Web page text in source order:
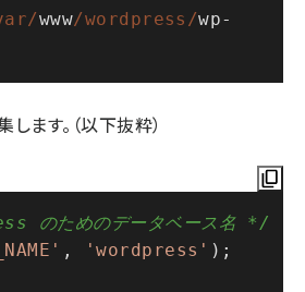
www/wordpress/wp-
ます。（以下抜粋）
のためのデータベース名 */
, 'wordpress' );